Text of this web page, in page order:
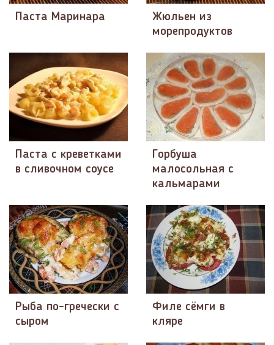
Паста Маринара
Жюльен из
морепродуктов
Паста с креветками
в сливочном соусе
Горбуша
малосольная с
кальмарами
Рыба по-гречески с
сыром
Филе сёмги в
кляре